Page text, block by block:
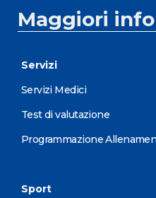
Maggiori
Servizi
Servizi Medici
Test di valutazione
Programmazione
Sport